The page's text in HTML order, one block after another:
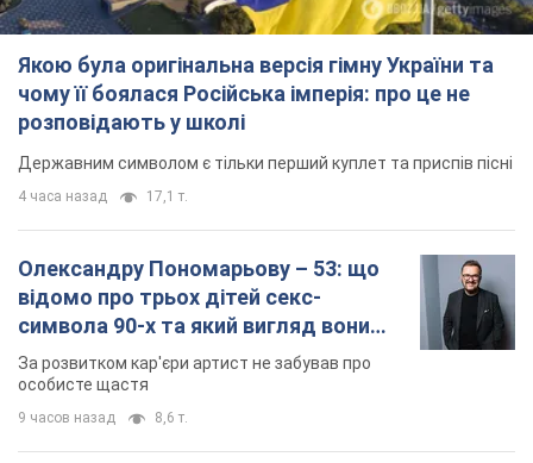
Якою була оригінальна версія гімну України та
чому її боялася Російська імперія: про це не
розповідають у школі
Державним символом є тільки перший куплет та приспів пісні
4 часа назад 17,1 т.
Олександру Пономарьову – 53: що
відомо про трьох дітей секс-
символа 90-х та який вигляд вони
мають
За розвитком кар'єри артист не забував про
особисте щастя
9 часов назад 8,6 т.